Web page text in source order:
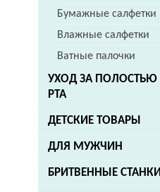
Бумажные салфетки
Влажные салфетки
Ватные палочки
УХОД ЗА ПОЛОСТЬЮ
РТА
ДЕТСКИЕ ТОВАРЫ
ДЛЯ МУЖЧИН
БРИТВЕННЫЕ СТАНКИ